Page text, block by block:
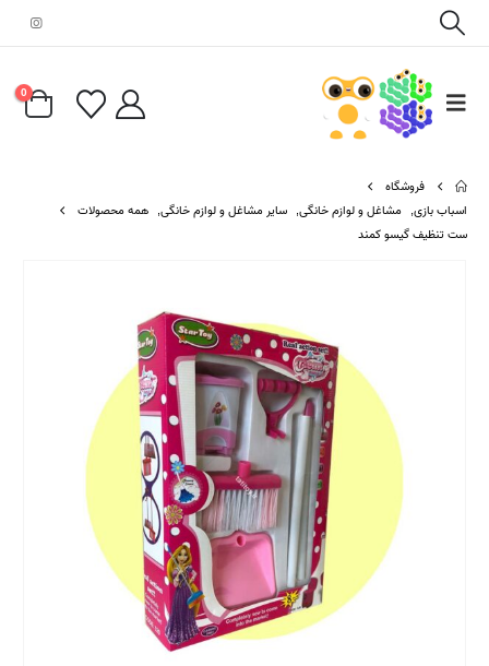
0
فروشگاه
اسباب بازی, مشاغل و لوازم خانگی, سایر مشاغل و لوازم خانگی, همه محصولات
ست تنظیف گیسو کمند